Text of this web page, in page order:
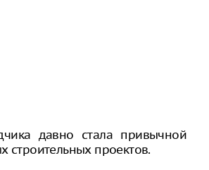
давно стала привычной
строительных проектов.